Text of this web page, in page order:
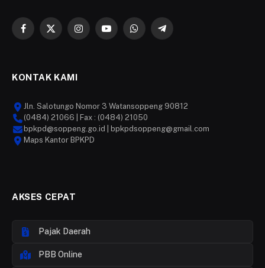
Facebook
X
InstagramYouTubeWhatsAppTelegram
KONTAK KAMI
Jln. Salotungo Nomor 3 Watansoppeng 90812
(0484) 21066 | Fax : (0484) 21050
bpkpd@soppeng.go.id | bpkpdsoppeng@gmail.com
Maps Kantor BPKPD
AKSES CEPAT
Pajak Daerah
PBB Online